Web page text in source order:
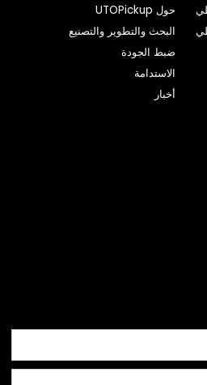
حول UTOPickup
البحث والتطوير والتصنيع
ضبط الجودة
الاستدامة
أخبار